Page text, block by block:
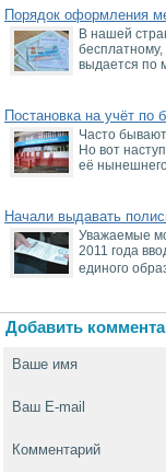
Порядок оформления
В нашей
выдается по
Постановка на учёт по
Часто
Но вот
её
Начали выдавать
Уважаемые
2011 года
единого
Добавить
Ваше имя
Ваш E-mail
Комментарий